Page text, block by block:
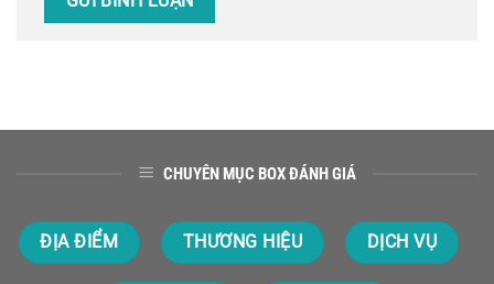
CHUYÊN MỤC BOX ĐÁNH GIÁ
ĐỊA ĐIỂM THƯƠNG HIỆU DỊCH VỤ